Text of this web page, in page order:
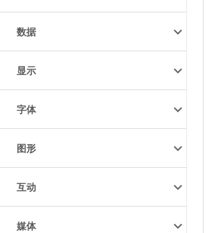
数据
显示
字体
图形
互动
媒体